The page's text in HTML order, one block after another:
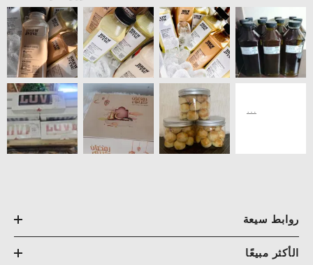
روابط سيعة
الأكثر مبيعًا